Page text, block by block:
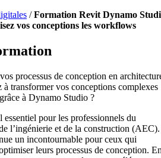
/Formation Revit Dynamo
vos conceptions les workflows
processus de conception en
à transformer vos conceptions complexes
à Dynamo Studio ?
pour les professionnels du
l’ingénierie et de la construction (AEC).
un incontournable pour ceux qui
leurs processus de conception.